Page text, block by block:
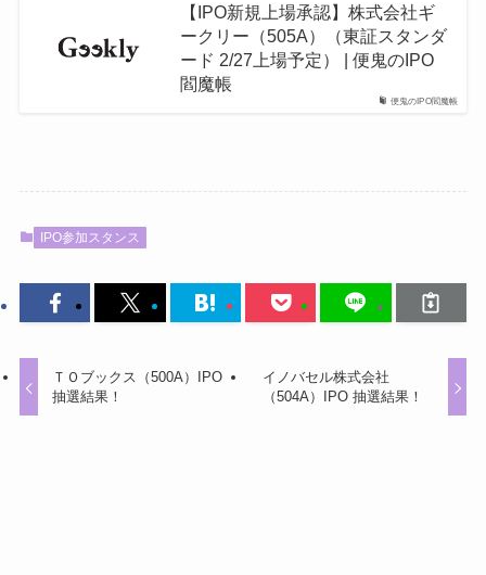
便鬼のIPO閻魔帳
【IPO新規上場承認】株式会社ギ
ークリー（505A）（東証スタンダ
ード 2/27上場予定） | 便鬼のIPO
閻魔帳
IPO参加スタンス
ＴＯブックス（500A）IPO
抽選結果！
イノバセル株式会社
（504A）IPO 抽選結果！